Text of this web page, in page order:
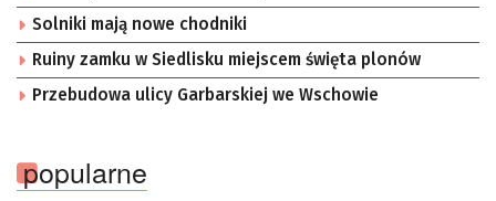
Solniki mają nowe chodniki
Ruiny zamku w Siedlisku miejscem święta plonów
Przebudowa ulicy Garbarskiej we Wschowie
popularne